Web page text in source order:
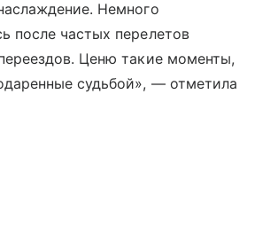
Немного
после частых перелетов
Ценю такие моменты,
судьбой», — отметила